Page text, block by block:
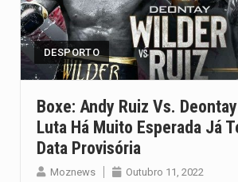
DESPORTO
Boxe: Andy Ruiz Vs.
Luta Há Muito Esperada Já
Data Provisória
Moznews Outubro 11, 2022